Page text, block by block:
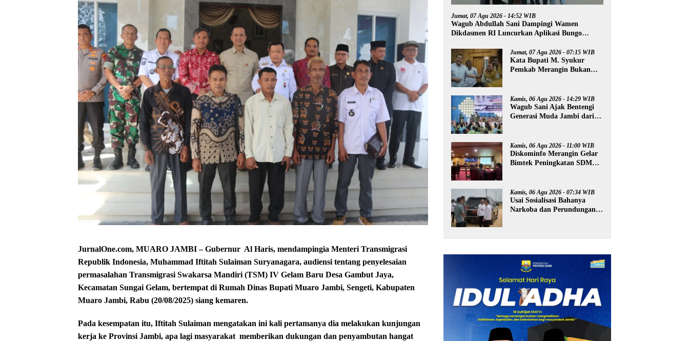
JurnalOne.com, MUARO JAMBI – Gubernur Al Haris, mendampingia Menteri Transmigrasi
Republik Indonesia, Muhammad Iftitah Sulaiman Suryanagara, audiensi tentang penyelesaian
permasalahan Transmigrasi Swakarsa Mandiri (TSM) IV Gelam Baru Desa Gambut Jaya,
Kecamatan Sungai Gelam, bertempat di Rumah Dinas Bupati Muaro Jambi, Sengeti, Kabupaten
Muaro Jambi, Rabu (20/08/2025) siang kemaren.
Pada kesempatan itu, Iftitah Sulaiman mengatakan ini kali pertamanya dia melakukan kunjungan
kerja ke Provinsi Jambi, apa lagi masyarakat memberikan dukungan dan penyambutan hangat
Jumat, 07 Agu 2026 - 14:52 WIB
Wagub Abdullah Sani Dampingi Wamen
Dikdasmen RI Luncurkan Aplikasi Bungo
Jumat, 07 Agu 2026 - 07:15 WIB
Kata Bupati M. Syukur
Pemkab Merangin Bukan
Kamis, 06 Agu 2026 - 14:29 WIB
Wagub Sani Ajak Bentengi
Generasi Muda Jambi dari
Kamis, 06 Agu 2026 - 11:00 WIB
Diskominfo Merangin Gelar
Bimtek Peningkatan SDM
Kamis, 06 Agu 2026 - 07:34 WIB
Usai Sosialisasi Bahanya
Narkoba dan Perundungan,